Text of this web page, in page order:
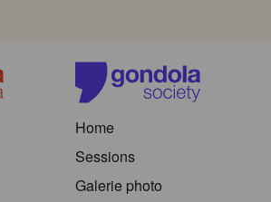
Home
Sessions
Galerie photo